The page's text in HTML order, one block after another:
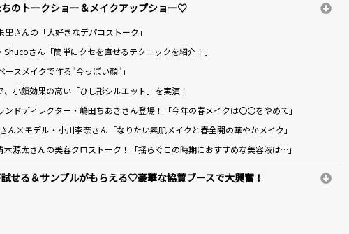
のトークショー＆メイクアップショー♡
里さんの「大好きなデパコストーク」
Shucoさん「簡単にクセを直せるテクニックを紹介！」
ースメイクで作る"今っぽい顔"」
、小顔効果の高い「ひし形シルエット」を実演！
ンドディレクター・嶋田ちあきさん登場！「今年の春メイクは〇〇をやめて」
ん×モデル・小川李奈さん「なりたい素肌メイクと春全開の華やかメイク」
源太さんの美容クロストーク！「揺らぐこの時期におすすめな美容液は…」
せる＆サンプルがもらえる♡豪華な協賛ブースで大興奮！